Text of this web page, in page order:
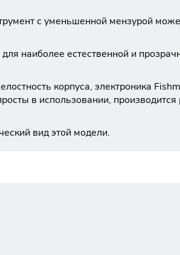
с уменьшенной мензурой
наиболее естественной и
корпуса, электроника
в использовании,
вид этой модели.